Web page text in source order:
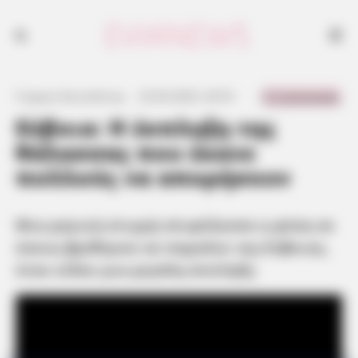
Εύβοια: Η έκπληξη της
θάλασσας που έκανε
πολλούς να απορήσουν
Μια μαγική στιγμή επιφύλασσε η φύση σε